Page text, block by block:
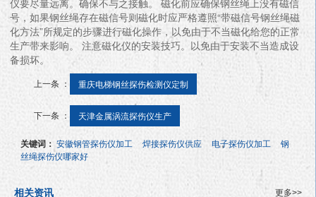
仪要尽量远离。确保不与之接触。 磁化前应确保钢丝绳上没有磁信
号，如果钢丝绳存在磁信号则磁化时应严格遵照“带磁信号钢丝绳磁
化方法”所规定的步骤进行磁化操作，以免由于不当磁化给您的正常
生产带来影响。 注意磁化仪的安装技巧。以免由于安装不当造成设
备损坏。
上一条 ： 重庆电梯钢丝探伤检测仪定制
下一条 ： 天津金属涡流探伤仪生产
关键词：安徽钢管探伤仪加工 焊接探伤仪供应 电子探伤仪加工
钢
丝绳探伤仪哪家好
相关资讯 更多>>